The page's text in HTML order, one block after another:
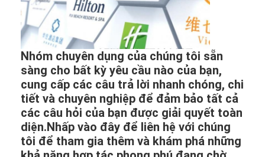
Nhóm chuyên dụng của chúng tôi sẵn
sàng cho bất kỳ yêu cầu nào của bạn,
cung cấp các câu trả lời nhanh chóng, chi
tiết và chuyên nghiệp để đảm bảo tất cả
các câu hỏi của bạn được giải quyết toàn
diện.Nhấp vào đây để liên hệ với chúng
tôi để tham gia thêm và khám phá những